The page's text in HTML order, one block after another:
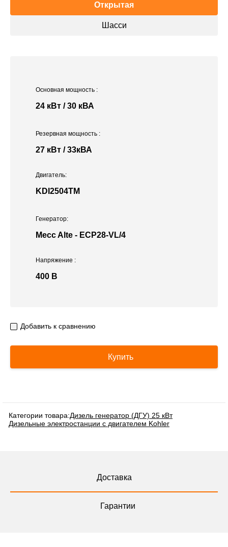
Открытая
Шасси
Основная мощность :
24 кВт / 30 кВА
Двигатель:
KDI2504TM
Напряжение :
400 В
Резервная мощность :
27 кВт / 33кВА
Генератор:
Mecc Alte - ECP28-VL/4
Добавить к сравнению
Купить
Категории товара:Дизель генератор (ДГУ) 25 кВт
Дизельные электростанции с двигателем Kohler
Доставка
Гарантии